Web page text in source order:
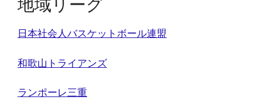
地域リーグ
日本社会人バスケットボール連盟
和歌山トライアンズ
ランポーレ三重